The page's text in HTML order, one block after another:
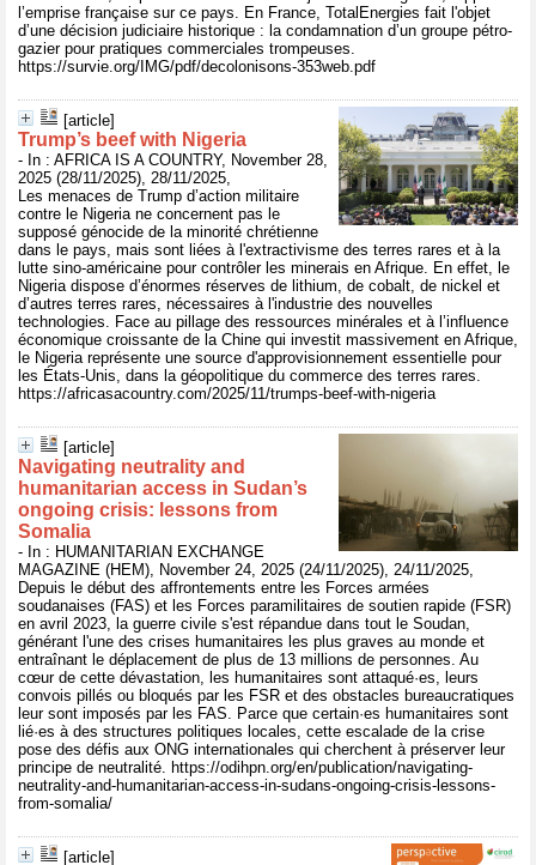
l’emprise française sur ce pays. En France, TotalEnergies fait l'objet
d’une décision judiciaire historique : la condamnation d’un groupe pétro-
gazier pour pratiques commerciales trompeuses.
https://survie.org/IMG/pdf/decolonisons-353web.pdf
[article]
Trump’s beef with Nigeria
- In : AFRICA IS A COUNTRY, November 28,
2025 (28/11/2025), 28/11/2025,
Les menaces de Trump d’action militaire
contre le Nigeria ne concernent pas le
supposé génocide de la minorité chrétienne
dans le pays, mais sont liées à l'extractivisme des terres rares et à la
lutte sino-américaine pour contrôler les minerais en Afrique. En effet, le
Nigeria dispose d’énormes réserves de lithium, de cobalt, de nickel et
d’autres terres rares, nécessaires à l'industrie des nouvelles
technologies. Face au pillage des ressources minérales et à l’influence
économique croissante de la Chine qui investit massivement en Afrique,
le Nigeria représente une source d'approvisionnement essentielle pour
les États-Unis, dans la géopolitique du commerce des terres rares.
https://africasacountry.com/2025/11/trumps-beef-with-nigeria
[article]
Navigating neutrality and
humanitarian access in Sudan’s
ongoing crisis: lessons from
Somalia
- In : HUMANITARIAN EXCHANGE
MAGAZINE (HEM), November 24, 2025 (24/11/2025), 24/11/2025,
Depuis le début des affrontements entre les Forces armées
soudanaises (FAS) et les Forces paramilitaires de soutien rapide (FSR)
en avril 2023, la guerre civile s'est répandue dans tout le Soudan,
générant l'une des crises humanitaires les plus graves au monde et
entraînant le déplacement de plus de 13 millions de personnes. Au
cœur de cette dévastation, les humanitaires sont attaqué·es, leurs
convois pillés ou bloqués par les FSR et des obstacles bureaucratiques
leur sont imposés par les FAS. Parce que certain·es humanitaires sont
lié·es à des structures politiques locales, cette escalade de la crise
pose des défis aux ONG internationales qui cherchent à préserver leur
principe de neutralité. https://odihpn.org/en/publication/navigating-
neutrality-and-humanitarian-access-in-sudans-ongoing-crisis-lessons-
from-somalia/
[article]